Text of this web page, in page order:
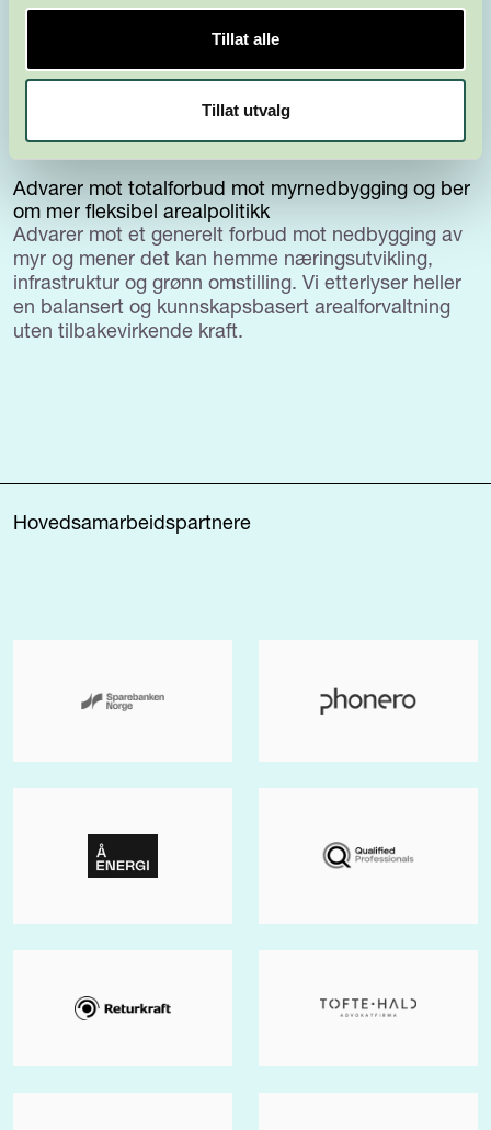
Tillat alle
Tillat utvalg
HØRINGSUTTALELSER OG BREV
Advarer mot totalforbud mot myrnedbygging og ber
om mer fleksibel arealpolitikk
Advarer mot et generelt forbud mot nedbygging av
myr og mener det kan hemme næringsutvikling,
infrastruktur og grønn omstilling. Vi etterlyser heller
en balansert og kunnskapsbasert arealforvaltning
uten tilbakevirkende kraft.
Hovedsamarbeidspartnere